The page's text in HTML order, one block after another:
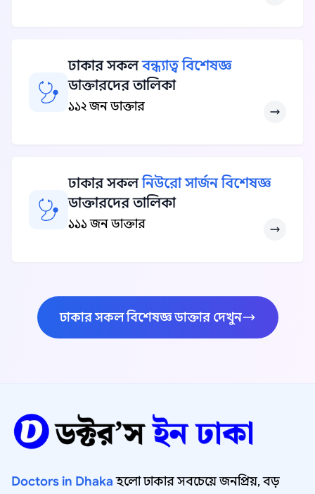
ঢাকার সকলবন্ধ্যাত্ব বিশেষজ্ঞ
ডাক্তারদের তালিকা
১১২ জন ডাক্তার
ঢাকার সকলনিউরো সার্জন বিশেষজ্ঞ
ডাক্তারদের তালিকা
১১১ জন ডাক্তার
ঢাকার সকল বিশেষজ্ঞ ডাক্তার দেখুন
Doctors in Dhakaহলো ঢাকার সবচেয়ে জনপ্রিয়, বড়